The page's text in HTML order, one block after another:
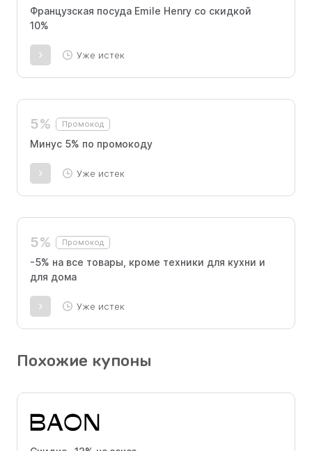
Французская посуда Emile Henry со скидкой
10%
Уже истек
5% Промокод
Минус 5% по промокоду
Уже истек
5% Промокод
-5% на все товары, кроме техники для кухни и
для дома
Уже истек
Похожие купоны